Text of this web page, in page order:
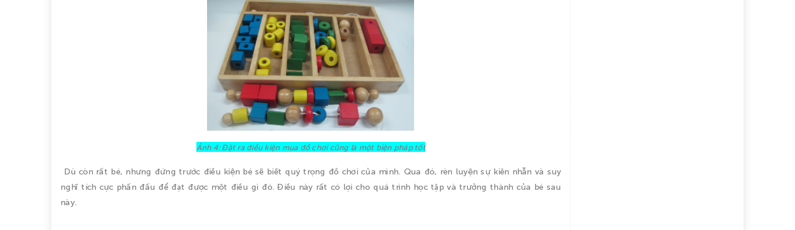
Ảnh 4: Đặt ra điều kiện mua đồ chơi cũng là một biện pháp tốt
Dù còn rất bé, nhưng đứng trước điều kiện bé sẽ biết quý trọng đồ chơi của mình. Qua đó, rèn luyện sự kiên nhẫn và suy
nghĩ tích cực phấn đấu để đạt được một điều gì đó. Điều này rất có lợi cho quá trình học tập và trưởng thành của bé sau
này.